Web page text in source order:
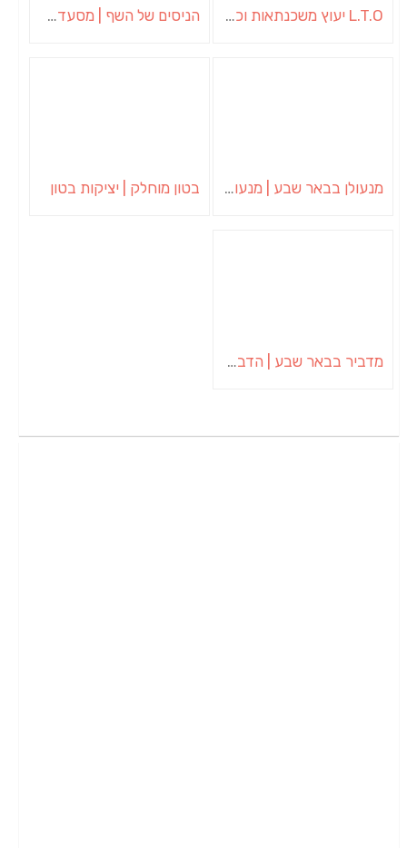
L.T.O יעוץ משכנתאות וכלכלת משפחה | יועץ משכנתאות באשכול הניסים של השף | מסעדת שף בבית | ארוחות גורמה
מנעולן בבאר שבע | מנעולן באופקים | ויטלי המנעולן בטון מוחלק | יציקות בטון
מדביר בבאר שבע | הדברה בבאר שבע | יוגב הדברות